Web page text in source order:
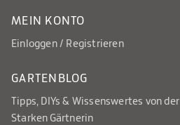
MEIN KONTO
Einloggen / Registrieren
GARTENBLOG
Tipps, DIYs & Wissenswertes von der
Starken Gärtnerin